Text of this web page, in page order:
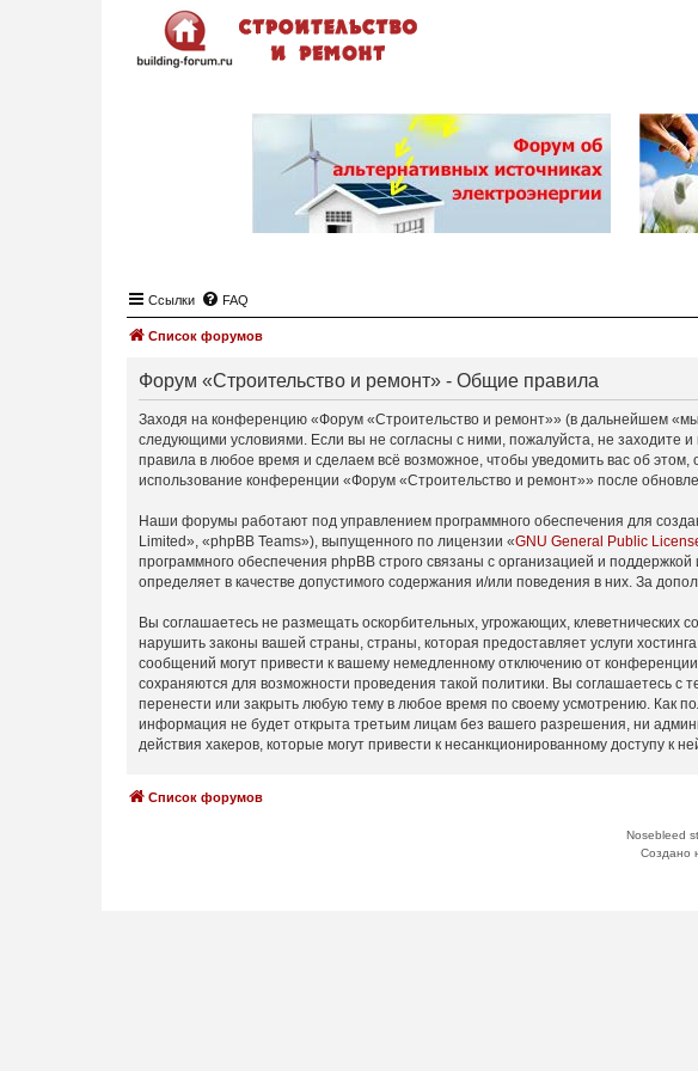
Ссылки FAQ
Список форумов
Форум «Строительство и ремонт» - Общие правила
Заходя на конференцию «Форум «Строительство и ремонт»» (в дальнейшем
следующими условиями. Если вы не согласны с ними, пожалуйста, не заходите
правила в любое время и сделаем всё возможное, чтобы уведомить вас об
использование конференции «Форум «Строительство и ремонт»» после
Наши форумы работают под управлением программного обеспечения для
Limited», «phpBB Teams»), выпущенного по лицензии «GNU General Public
программного обеспечения phpBB строго связаны с организацией и
определяет в качестве допустимого содержания и/или поведения в них. За
Вы соглашаетесь не размещать оскорбительных, угрожающих,
нарушить законы вашей страны, страны, которая предоставляет услуги
сообщений могут привести к вашему немедленному отключению от
сохраняются для возможности проведения такой политики. Вы соглашаетесь
перенести или закрыть любую тему в любое время по своему усмотрению. Как
информация не будет открыта третьим лицам без вашего разрешения, ни
действия хакеров, которые могут привести к несанкционированному доступу к
Список форумов
Nosebleed
Создано